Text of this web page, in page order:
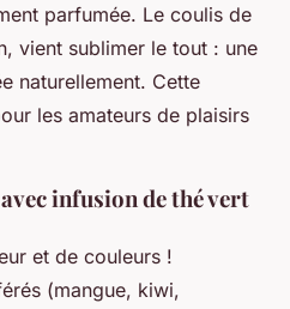
parfumée. Le coulis de
vient sublimer le tout : une
naturellement. Cette
les amateurs de plaisirs
infusion de thé vert
et de couleurs !
(mangue, kiwi,